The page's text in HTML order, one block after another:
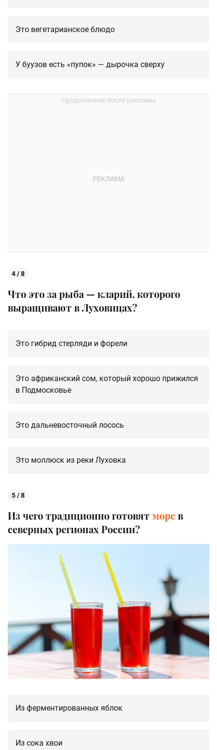
Это вегетарианское блюдо
У буузов есть «пупок» — дырочка сверху
4 / 8
Что это за рыба — кларий, которого
выращивают в Луховицах?
Это гибрид стерляди и форели
Это африканский сом, который хорошо прижился
в Подмосковье
Это дальневосточный лосось
Это моллюск из реки Луховка
5 / 8
Из чего традиционно готовятморсв
северных регионах России?
Из ферментированных яблок
Из сока хвои